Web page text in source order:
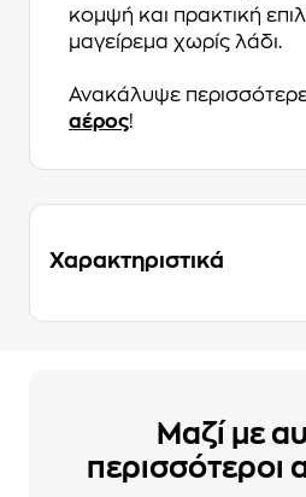
κομψή και πρακτική
μαγείρεμα χωρίς λάδι.
Ανακάλυψε
αέρος!
Χαρακτηριστικά
Μαζί με
περισσότεροι